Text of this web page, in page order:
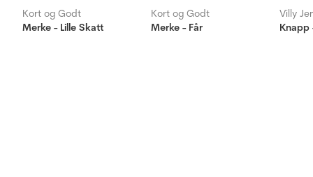
Kort og Godt
Merke - Lille Skatt
Kort og Godt
Merke - Får
Villy
Knapp